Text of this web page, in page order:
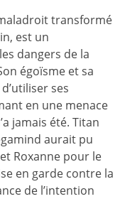
transformé
est un
dangers de la
égoïsme et sa
ses
en une menace
jamais été. Titan
aurait pu
Roxanne pour le
en garde contre la
de l’intention